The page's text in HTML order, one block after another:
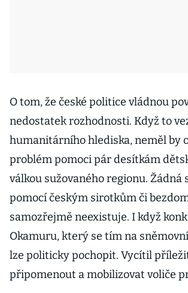
O tom, že české politice vládnou
nedostatek rozhodnosti. Když to
humanitárního hlediska, neměl by
problém pomoci pár desítkám
válkou sužovaného regionu. Žádná
pomocí českým sirotkům či
samozřejmě neexistuje. I když
Okamuru, který se tím na
lze politicky pochopit. Vycítil
připomenout a mobilizovat voliče